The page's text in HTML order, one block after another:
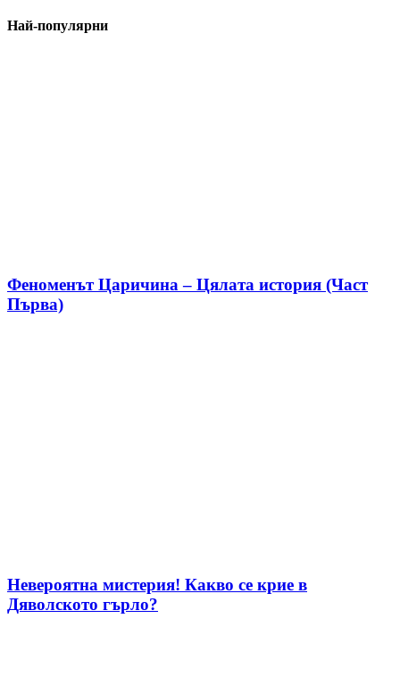
Най-популярни
Феноменът Царичина – Цялата история (Част
Първа)
Невероятна мистерия! Какво се крие в
Дяволското гърло?